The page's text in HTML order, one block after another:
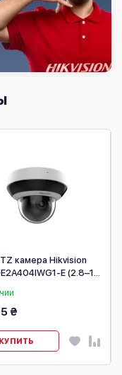
камера Hikvision
E (2.8–12
₴
КУПИТЬ